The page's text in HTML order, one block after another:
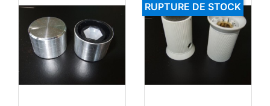
RUPTURE DE STOCK